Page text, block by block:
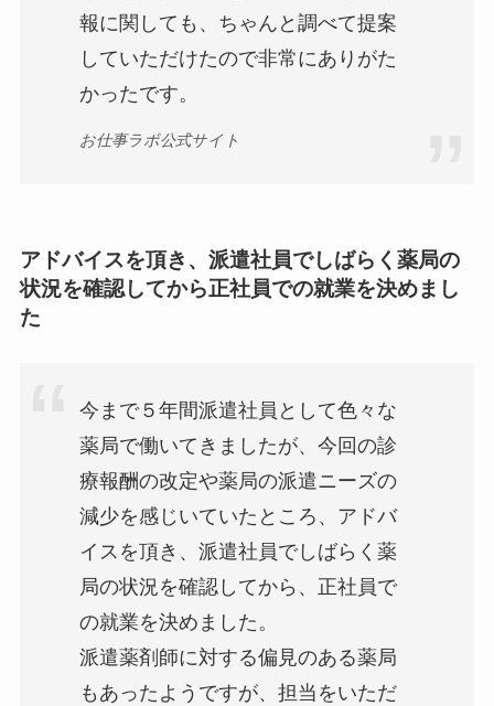
報に関しても、ちゃんと調べて提案
していただけたので非常にありがた
かったです。
お仕事ラボ公式サイト
アドバイスを頂き、派遣社員でしばらく薬局の
状況を確認してから正社員での就業を決めまし
た
今まで５年間派遣社員として色々な
薬局で働いてきましたが、今回の診
療報酬の改定や薬局の派遣ニーズの
減少を感じいていたところ、アドバ
イスを頂き、派遣社員でしばらく薬
局の状況を確認してから、正社員で
の就業を決めました。
派遣薬剤師に対する偏見のある薬局
もあったようですが、担当をいただ